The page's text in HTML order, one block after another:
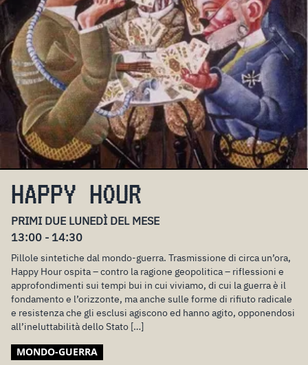
HAPPY HOUR
PRIMI DUE LUNEDÌ DEL MESE
13:00 - 14:30
Pillole sintetiche dal mondo-guerra. Trasmissione di circa un’ora,
Happy Hour ospita – contro la ragione geopolitica – riflessioni e
approfondimenti sui tempi bui in cui viviamo, di cui la guerra è il
fondamento e l’orizzonte, ma anche sulle forme di rifiuto radicale
e resistenza che gli esclusi agiscono ed hanno agito, opponendosi
all’ineluttabilità dello Stato […]
MONDO-GUERRA